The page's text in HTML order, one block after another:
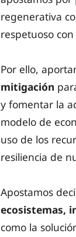
regenerativa
respetuoso
Por ello,
mitigación
y fomentar la
modelo de
uso de los
resiliencia de
Apostamos
ecosistemas,
como la